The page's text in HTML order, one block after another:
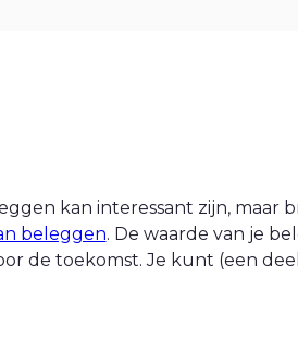
kan interessant zijn, maar
beleggen. De waarde van je
de toekomst. Je kunt (een